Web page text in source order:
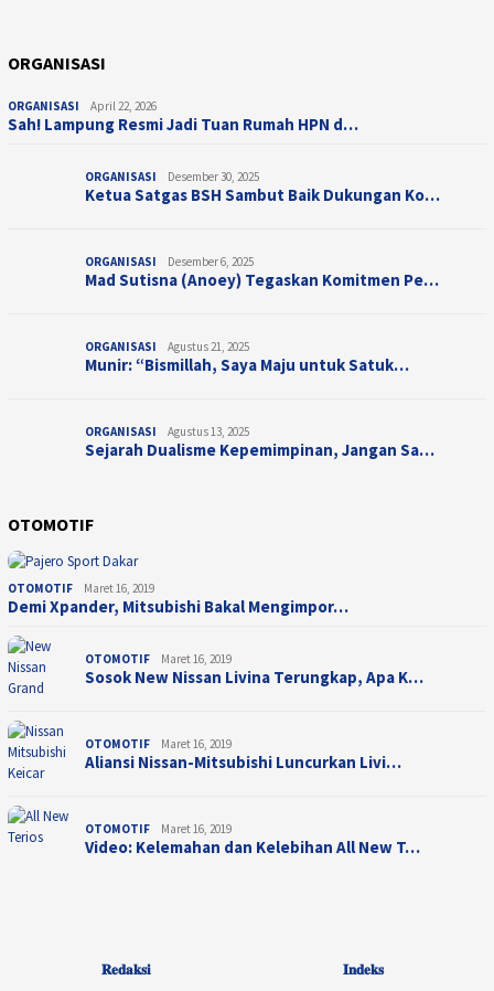
ORGANISASI
ORGANISASI April 22, 2026
Sah! Lampung Resmi Jadi Tuan Rumah HPN d…
ORGANISASI Desember 30, 2025
Ketua Satgas BSH Sambut Baik Dukungan Ko…
ORGANISASI Desember 6, 2025
Mad Sutisna (Anoey) Tegaskan Komitmen Pe…
ORGANISASI Agustus 21, 2025
Munir: “Bismillah, Saya Maju untuk Satuk…
ORGANISASI Agustus 13, 2025
Sejarah Dualisme Kepemimpinan, Jangan Sa…
OTOMOTIF
OTOMOTIF Maret 16, 2019
Demi Xpander, Mitsubishi Bakal Mengimpor…
OTOMOTIF Maret 16, 2019
Sosok New Nissan Livina Terungkap, Apa K…
OTOMOTIF Maret 16, 2019
Aliansi Nissan-Mitsubishi Luncurkan Livi…
OTOMOTIF Maret 16, 2019
Video: Kelemahan dan Kelebihan All New T…
𝐑𝐞𝐝𝐚𝐤𝐬𝐢
𝐈𝐧𝐝𝐞𝐤𝐬